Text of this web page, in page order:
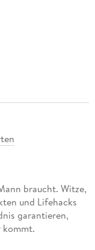
braucht. Witze,
und Lifehacks
garantieren,
kommt.